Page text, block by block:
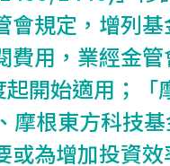
會規定，增列
費用，業經金
開始適用；「
摩根東方科技
或為增加投資